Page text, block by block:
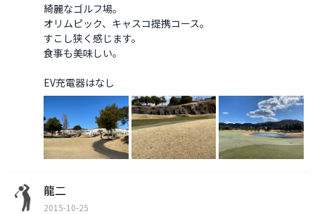
綺麗なゴルフ場。
オリムピック、キャスコ提携コース。
すこし狭く感じます。
食事も美味しい。
EV充電器はなし
龍二
2015-10-25